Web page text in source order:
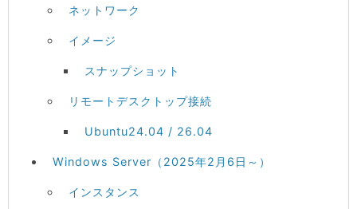
ネットワーク
イメージ
スナップショット
リモートデスクトップ接続
Ubuntu24.04 / 26.04
Windows Server（2025年2月6日～）
インスタンス